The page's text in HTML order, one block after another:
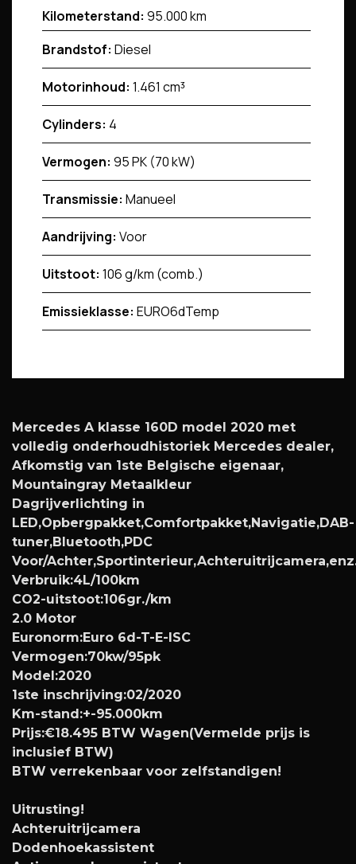
Mercedes A klasse 160D model 2020 met
volledig onderhoudhistoriek Mercedes dealer,
Afkomstig van 1ste Belgische eigenaar,
Mountaingray Metaalkleur
Dagrijverlichting in
LED,Opbergpakket,Comfortpakket,Navigatie,DAB-
tuner,Bluetooth,PDC
Voor/
Verbruik:4L/100km
CO2-uitstoot:106gr./km
2.0 Motor
Euronorm:Euro 6d-T-E-ISC
Vermogen:70kw/95pk
Model:2020
1ste inschrijving:02/2020
Km-stand:+-95.000km
Prijs:€18.495 BTW Wagen(Vermelde prijs is
inclusief BTW)
BTW verrekenbaar voor zelfstandigen!
Uitrusting!
Achteruitrijcamera
Dodenhoekassistent
Kilometerstand: 95.000 km
Brandstof: Diesel
Motorinhoud: 1.461 cm³
Cylinders: 4
Vermogen: 95 PK (70 kW)
Transmissie: Manueel
Aandrijving: Voor
Uitstoot: 106 g/km (comb.)
Emissieklasse: EURO6dTemp